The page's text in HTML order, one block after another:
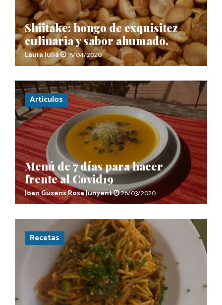
Shiitake: hongo de exquisitez
culinaria y sabor ahumado.
Laura Julià 15/04/2020
Artículos
Menú de 7 días para hacer
frente al Covid19
Joan GuxensRosa Junyent 26/03/2020
Recetas